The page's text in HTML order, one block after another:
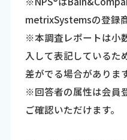
metrixSystemsの登録商
※本調査レポートは小
入して表記しているた
差がでる場合があります
※回答者の属性は会員
ご確認いただけます。